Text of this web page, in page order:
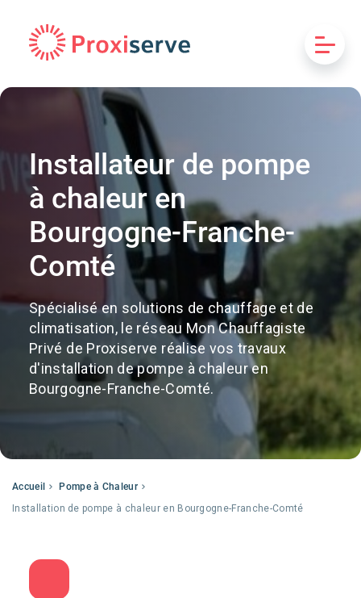
Installateur de pompe
à chaleur en
Bourgogne-Franche-
Comté
Spécialisé en solutions de chauffage et de
climatisation, le réseau Mon Chauffagiste
Privé de Proxiserve réalise vos travaux
d'installation de pompe à chaleur en
Bourgogne-Franche-Comté.
Accueil
Pompe à Chaleur
Installation de pompe à chaleur en Bourgogne-Franche-Comté